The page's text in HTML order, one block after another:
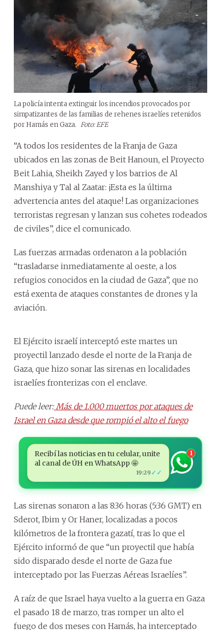
La policía intenta extinguir los incendios provocados por
simpatizantes de las familias de rehenes israelíes retenidos
por Hamás en Gaza. Foto: EFE
“A todos los residentes de la Franja de Gaza
ubicados en las zonas de Beit Hanoun, el Proyecto
Beit Lahia, Sheikh Zayed y los barrios de Al
Manshiya y Tal al Zaatar: ¡Esta es la última
advertencia antes del ataque! Las organizaciones
terroristas regresan y lanzan sus cohetes rodeados
de civiles”, dice el comunicado.
Las fuerzas armadas ordenaron a la población
“trasladarse inmediatamente al oeste, a los
refugios conocidos en la ciudad de Gaza”, que no
está exenta de ataques constantes de drones y la
aviación.
El Ejército israelí interceptó este martes un
proyectil lanzado desde el norte de la Franja de
Gaza, que hizo sonar las sirenas en localidades
israelíes fronterizas con el enclave.
Puede leer:Más de 1.000 muertos por ataques de
Israel en Gaza desde que rompió el alto el fuego
Recibí las noticias en tu celular, unite
al canal de ÚH en WhatsApp 🤩
19:29 ✓✓
1
Las sirenas sonaron a las 8:36 horas (5:36 GMT) en
Sderot, Ibim y Or Haner, localizadas a pocos
kilómetros de la frontera gazatí, tras lo que el
Ejército informó de que “un proyectil que había
sido disparado desde el norte de Gaza fue
interceptado por las Fuerzas Aéreas Israelíes”.
A raíz de que Israel haya vuelto a la guerra en Gaza
el pasado 18 de marzo, tras romper un alto el
fuego de dos meses con Hamás, ha interceptado